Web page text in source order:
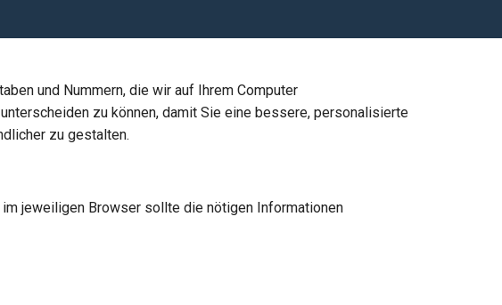
und Nummern, die wir auf Ihrem Computer
zu können, damit Sie eine bessere, personalisierte
zu gestalten.
jeweiligen Browser sollte die nötigen Informationen